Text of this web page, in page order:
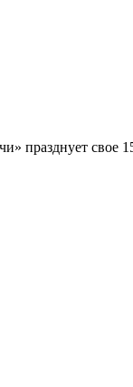
празднует свое